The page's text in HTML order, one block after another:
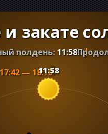
закате
полдень:11:58
17:42— 18:10
11:58